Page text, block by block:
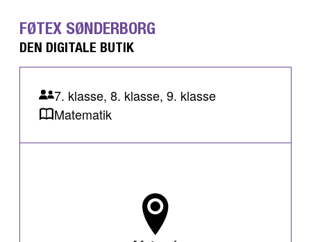
FØTEX SØNDERBORG
DEN DIGITALE BUTIK
7. klasse, 8. klasse, 9. klasse
Matematik